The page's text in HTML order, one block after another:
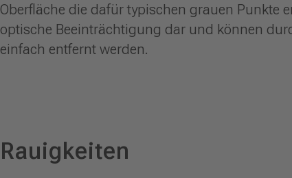
Oberfläche die dafür typischen grauen Punkte
optische Beeinträchtigung dar und können
einfach entfernt werden.
Rauigkeiten